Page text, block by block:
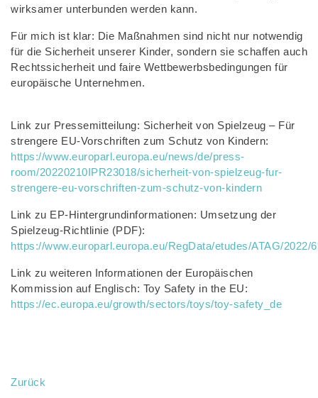
wirksamer unterbunden werden kann.
Für mich ist klar: Die Maßnahmen sind nicht nur notwendig
für die Sicherheit unserer Kinder, sondern sie schaffen auch
Rechtssicherheit und faire Wettbewerbsbedingungen für
europäische Unternehmen.
Link zur Pressemitteilung: Sicherheit von Spielzeug – Für
strengere EU-Vorschriften zum Schutz von Kindern:
https://www.europarl.europa.eu/news/de/press-
room/20220210IPR23018/sicherheit-von-spielzeug-fur-
strengere-eu-vorschriften-zum-schutz-von-kindern
Link zu EP-Hintergrundinformationen: Umsetzung der
Spielzeug-Richtlinie (PDF):
https://www.europarl.europa.eu/RegData/etudes/ATAG/2022/
Link zu weiteren Informationen der Europäischen
Kommission auf Englisch: Toy Safety in the EU:
https://ec.europa.eu/growth/sectors/toys/toy-safety_de
Zurück